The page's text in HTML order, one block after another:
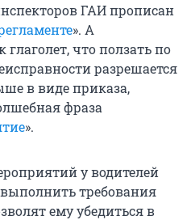
ГАИ прописан
». А
что ползать по
разрешается
в виде приказа,
фраза
».
у водителей
требования
ему убедиться в